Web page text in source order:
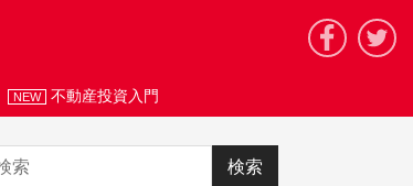
NEW 不動産投資入門